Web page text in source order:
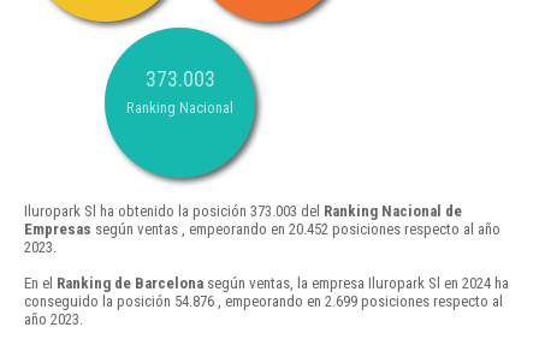
373.003
Ranking Nacional
Iluropark Sl ha obtenido la posición 373.003 del Ranking Nacional de
Empresas según ventas , empeorando en 20.452 posiciones respecto al año
2023.
En el Ranking de Barcelona según ventas, la empresa Iluropark Sl en 2024 ha
conseguido la posición 54.876 , empeorando en 2.699 posiciones respecto al
año 2023.